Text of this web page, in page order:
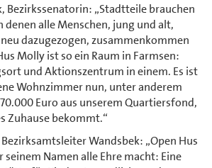
Bezirkssenatorin: „Stadtteile brauchen
denen alle Menschen, jung und alt,
dazugezogen, zusammenkommen
Molly ist so ein Raum in Farmsen:
und Aktionszentrum in einem. Es ist
Wohnzimmer nun, unter anderem
Euro aus unserem Quartiersfond,
Zuhause bekommt.“
Wandsbek: „Open Hus
Namen alle Ehre macht: Eine